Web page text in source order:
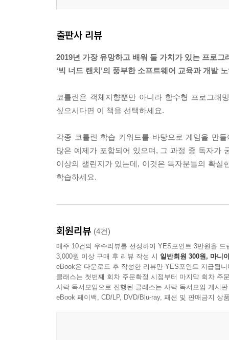
출판사 리뷰
2019년 가장 유망하고 배워 둘 가치가 있는 프로
‘빅 너드 랜치’의 풍부한 소프트웨어 교육과 개발
코틀린은 객체지향뿐만 아니라 함수형 프로그
싶으시다면 이 책을 선택하세요.
각종 코틀린 학습 키워드를 바탕으로 게임을 만
많은 예제가 포함되어 있으며, 그 과정 중 독자가
이상의 챌린지가 있는데, 이것은 독자분들의 확
학습하세요.
회원리뷰 (4건)
매주 10건의 우수리뷰를 선정하여 YES포인트 3만원을 드
3,000원 이상 구매 후 리뷰 작성 시 일반회원 300원, 마니
eBook은 다운로드 후 작성한 리뷰만 YES포인트 지급됩니
클래스는 첫번째 회차 주문확정 시점부터 마지막 회차 주
사락 독서모임으로 진행된 클래스는 사락 독서모임 게시
eBook 페이백, CD/LP, DVD/Blu-ray, 패션 및 판매금지 상